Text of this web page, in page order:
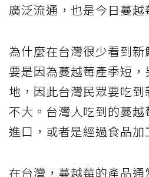
廣泛流通，也是今日蔓越
為什麼在台灣很少看到
要是因為蔓越莓產季短
地，因此台灣民眾要吃
不大。台灣人吃到的蔓
進口，或者是經過食品加
在台灣，蔓越莓的產品通